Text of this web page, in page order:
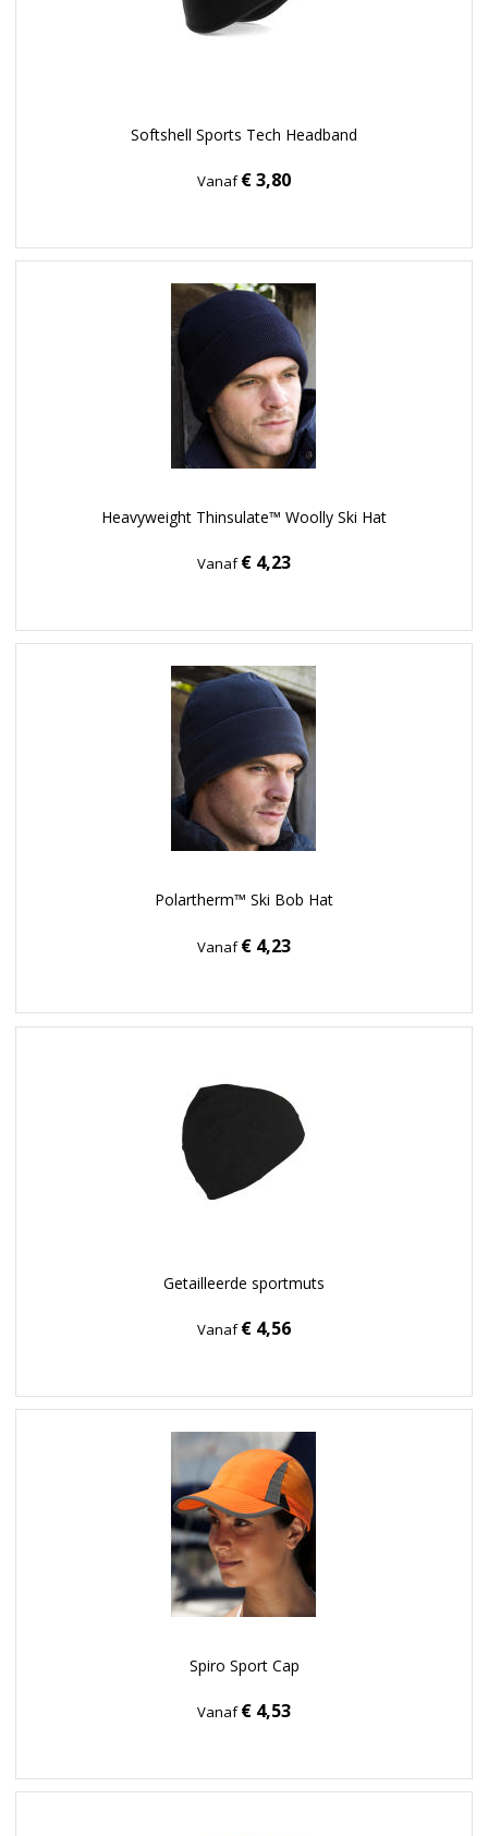
Softshell Sports Tech Headband
Vanaf€ 3,80
Heavyweight Thinsulate™ Woolly Ski Hat
Vanaf€ 4,23
Polartherm™ Ski Bob Hat
Vanaf€ 4,23
Getailleerde sportmuts
Vanaf€ 4,56
Spiro Sport Cap
Vanaf€ 4,53